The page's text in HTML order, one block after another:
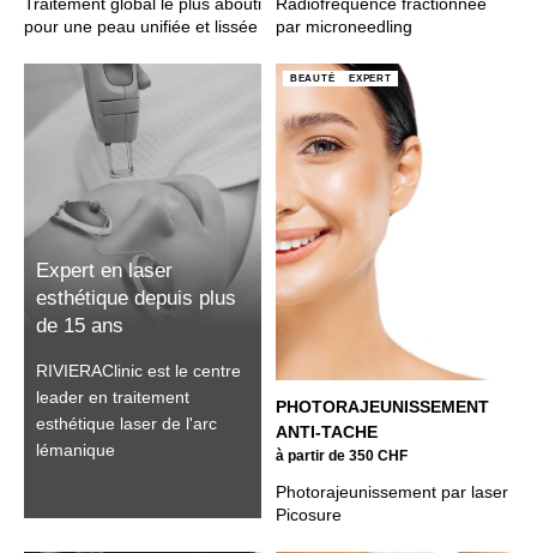
pour une peau unifiée et lissée
par microneedling
Expert en laser
esthétique depuis plus
de 15 ans
RIVIERAClinic est le centre
leader en traitement
esthétique laser de l'arc
lémanique
BEAUTÉ EXPERT
PHOTORAJEUNISSEMENT
ANTI-TACHE
à partir de 350 CHF
Photorajeunissement par laser
Picosure